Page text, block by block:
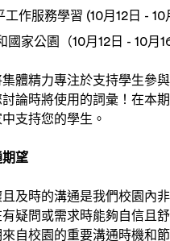
工作服務學習 (10月12日 - 10
家公園（10月12日 - 10月16
體精力專注於支持學生參
論時將使用的詞彙！在本
支持您的學生。
望
及時的溝通是我們校園內
疑問或需求時能夠自信且
自校園的重要溝通時機和